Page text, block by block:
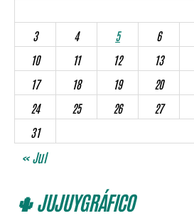
3
4 5 6
10
11 12 13
17
18 19 20
24
25 26 27
31
« Jul
🌵 JUJUYGRÁFICO